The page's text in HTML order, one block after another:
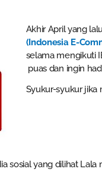
Akhir April yang
(Indonesia E-
selama mengikuti
puas dan ingin
Syukur-syukur jika
yang dilihat Lala